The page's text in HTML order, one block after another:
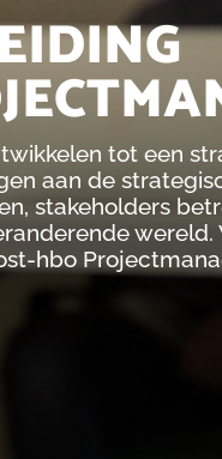
tot een
aan de
stakeholders
hbo